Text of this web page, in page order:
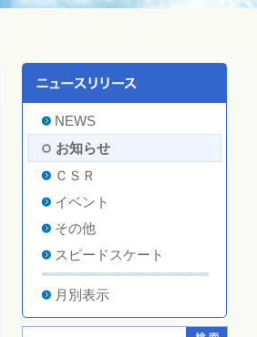
NEWS
お知らせ
ＣＳＲ
イベント
その他
スピードスケート
月別表示